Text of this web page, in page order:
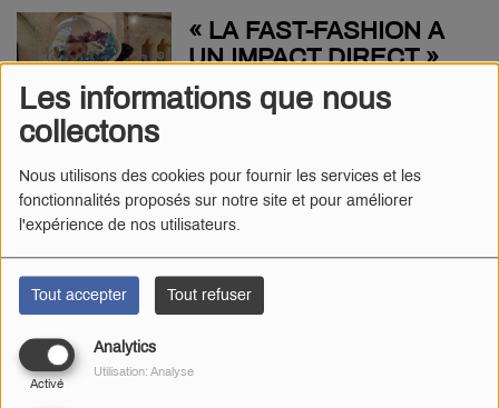
Les informations que nous
collectons
Nous utilisons des cookies pour fournir les services et les
fonctionnalités proposés sur notre site et pour améliorer
l'expérience de nos utilisateurs.
Tout accepter Tout refuser
Analytics
Activé
Utilisation: Analyse
L'ÉVÉNEMENT
TRADITIONNEL DE
CHAMPDENIERS
« LA FAST-FASHION A
UN IMPACT DIRECT » :
L'ARTISTE QUI EXPOSE
À LA CHAPELLE DES
SUR LES POLLUTIONS
DE L'EAU LIÉES À
L'INDUSTRIE TEXTILE
LE CONSEIL
COMMUNAUTAIRE
RENOUVELÉ EN
PARTHENAY-GÂTINE
FAIT SA RENTRÉE
CLASSE POUR LES